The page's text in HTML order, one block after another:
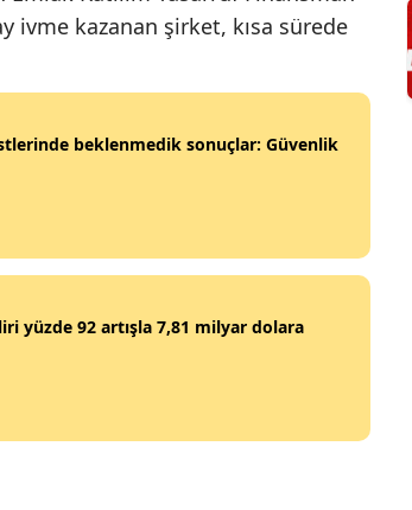
ivme kazanan şirket, kısa sürede
beklenmedik sonuçlar: Güvenlik
yüzde 92 artışla 7,81 milyar dolara